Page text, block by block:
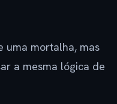
uma mortalha, mas
a mesma lógica de